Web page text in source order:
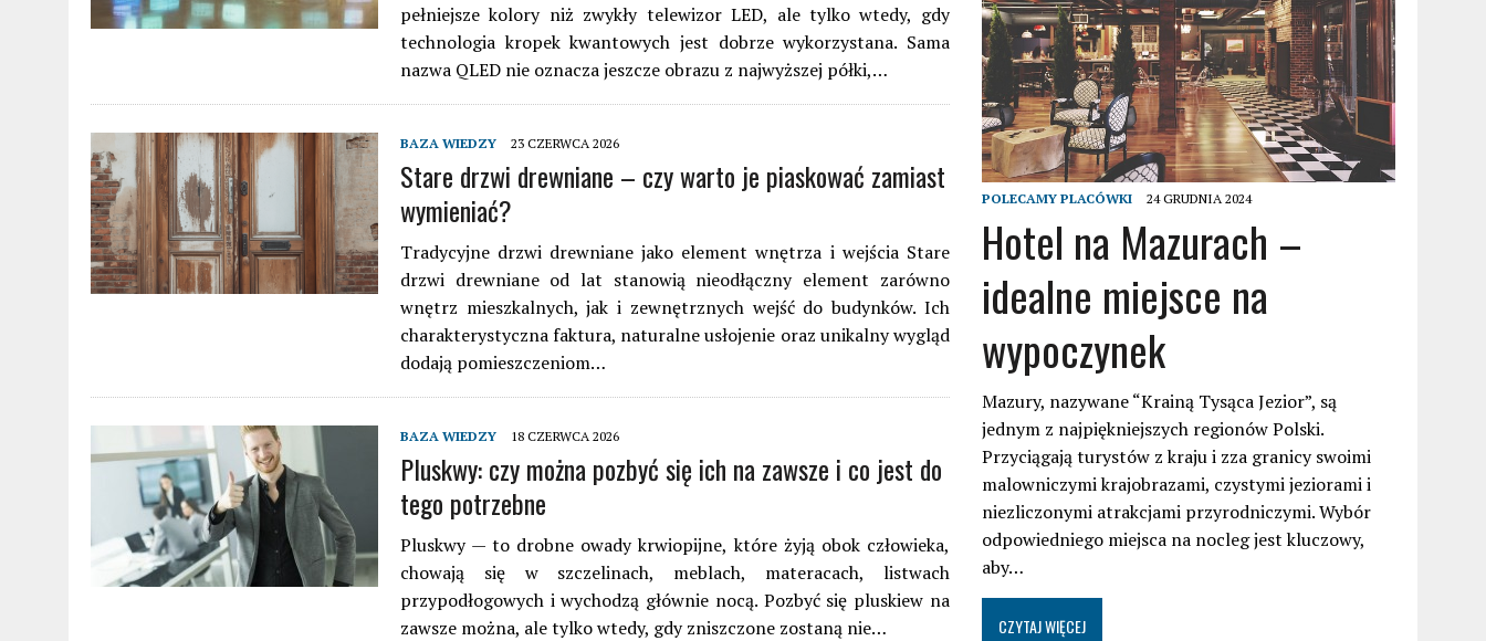
pełniejsze kolory niż zwykły telewizor LED, ale tylko wtedy, gdy
technologia kropek kwantowych jest dobrze wykorzystana. Sama
nazwa QLED nie oznacza jeszcze obrazu z najwyższej półki,…
BAZA WIEDZY 23 CZERWCA 2026
Stare drzwi drewniane – czy warto je piaskować zamiast
wymieniać?
Tradycyjne drzwi drewniane jako element wnętrza i wejścia Stare
drzwi drewniane od lat stanowią nieodłączny element zarówno
wnętrz mieszkalnych, jak i zewnętrznych wejść do budynków. Ich
charakterystyczna faktura, naturalne usłojenie oraz unikalny wygląd
dodają pomieszczeniom…
BAZA WIEDZY 18 CZERWCA 2026
Pluskwy: czy można pozbyć się ich na zawsze i co jest do
tego potrzebne
Pluskwy — to drobne owady krwiopijne, które żyją obok człowieka,
chowają się w szczelinach, meblach, materacach, listwach
przypodłogowych i wychodzą głównie nocą. Pozbyć się pluskiew na
zawsze można, ale tylko wtedy, gdy zniszczone zostaną nie…
POLECAMY PLACÓWKI 24 GRUDNIA 2024
Hotel na Mazurach –
idealne miejsce na
wypoczynek
Mazury, nazywane “Krainą Tysąca Jezior”, są
jednym z najpiękniejszych regionów Polski.
Przyciągają turystów z kraju i zza granicy swoimi
malowniczymi krajobrazami, czystymi jeziorami i
niezliczonymi atrakcjami przyrodniczymi. Wybór
odpowiedniego miejsca na nocleg jest kluczowy,
aby…
CZYTAJ WIĘCEJ